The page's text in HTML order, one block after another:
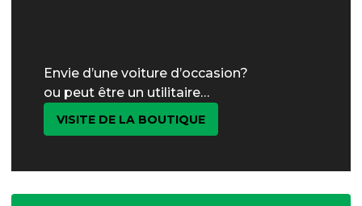
Envie d’une voiture d’occasion?
ou peut être un utilitaire…
VISITE DE LA BOUTIQUE